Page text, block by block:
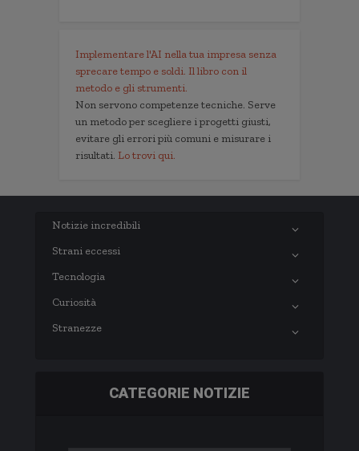
Implementare l'AI nella tua impresa senza
sprecare tempo e soldi. Il libro con il
metodo e gli strumenti.
Non servono competenze tecniche. Serve
un metodo per scegliere i progetti giusti,
evitare gli errori più comuni e misurare i
risultati. Lo trovi qui.
Notizie incredibili
Strani eccessi
Tecnologia
Curiosità
Stranezze
CATEGORIE NOTIZIE